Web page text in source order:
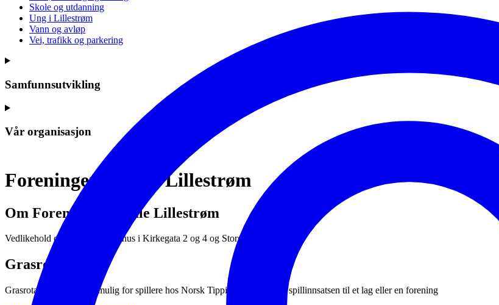
Skole og utdanning
Ung i Lillestrøm
Vann og avløp
Vei, trafikk og parkering
Samfunnsutvikling
Vår organisasjon
Foreningen Gamle Lillestrøm
Om Foreningen Gamle Lillestrøm
Vedlikehold og utleie av eldre hus i Kirkegata 2 og 4 og Storgata 4 .
Grasrotandelen
Grasrotandelen gjør det mulig for spillere hos Norsk Tipping å gi deler av spillinnsatsen til et lag eller en forening